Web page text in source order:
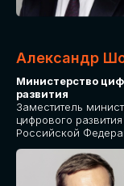
Александр
Министерство
развития
Заместитель
цифрового развития
Российской